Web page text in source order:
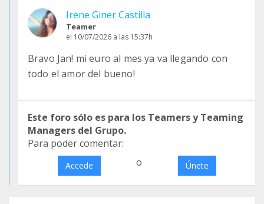
Irene Giner Castilla
Teamer
el 10/07/2026 a las 15:37h
Bravo Jan! mi euro al mes ya va llegando con
todo el amor del bueno!
Este foro sólo es para los Teamers y Teaming
Managers del Grupo.
Para poder comentar:
Accede o Únete